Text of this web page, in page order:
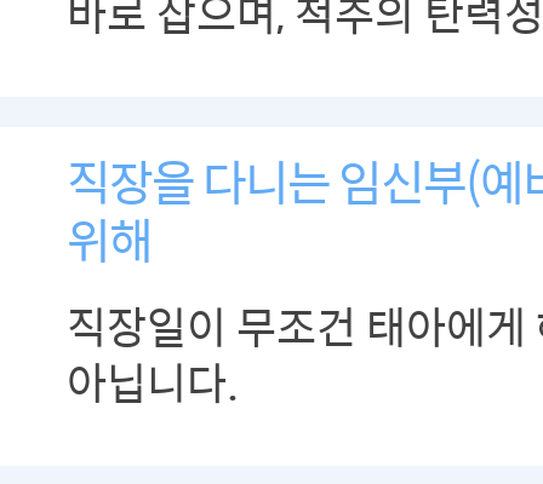
직장을 다니는 임신부(
위해
직장일이 무조건 태아에
아닙니다.